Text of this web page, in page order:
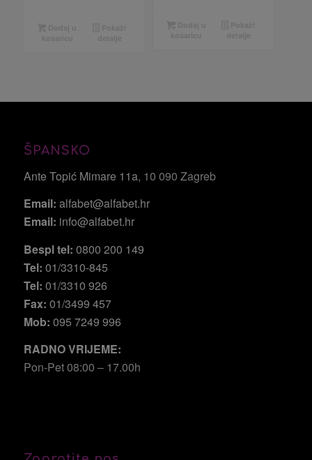
ŠPANSKO
Ante Topić Mimare 11a, 10 090 Zagreb
Email: alfabet@alfabet.hr
Email: info@alfabet.hr
Bespl tel: 0800 200 149
Tel: 01/3310-845
Tel: 01/3310 926
Fax: 01/3499 457
Mob: 095 7249 996
RADNO VRIJEME:
Pon-Pet 08:00 – 17.00h